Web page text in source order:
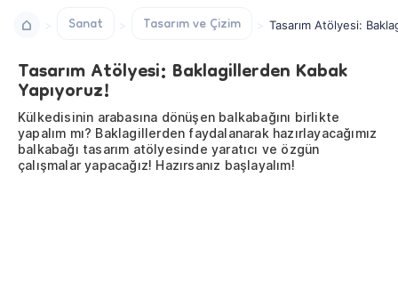
Sanat Tasarım ve Çizim Tasarım Atölyesi:
Tasarım Atölyesi: Baklagillerden Kabak
Yapıyoruz!
Külkedisinin arabasına dönüşen balkabağını birlikte
yapalım mı? Baklagillerden faydalanarak hazırlayacağımız
balkabağı tasarım atölyesinde yaratıcı ve özgün
çalışmalar yapacağız! Hazırsanız başlayalım!